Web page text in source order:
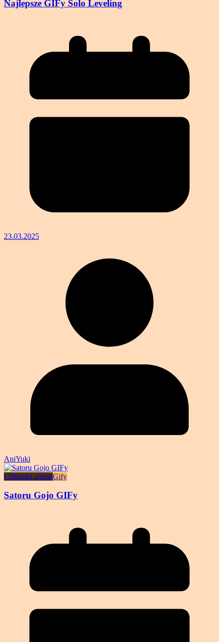
Najlepsze GIFy Solo Leveling
23.03.2025
AniYuki
Chłopaki animeGify
Satoru Gojo GIFy